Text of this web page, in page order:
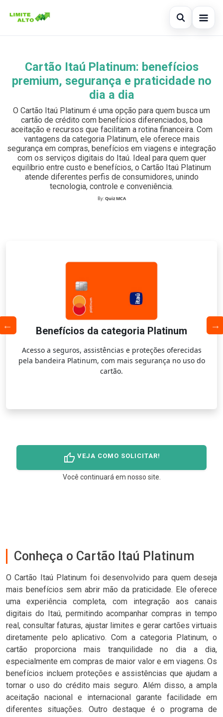
Abrir busca
Cartão de crédito
Empréstimo
Legal
Buscar no site
×
Buscar por:
Pressione Enter para buscar ou ESC para fechar.
Cartão Itaú Platinum: benefícios
premium, segurança e praticidade no
dia a dia
O Cartão Itaú Platinum é uma opção para quem busca um
cartão de crédito com benefícios diferenciados, boa
aceitação e recursos que facilitam a rotina financeira. Com
vantagens da categoria Platinum, ele oferece mais
segurança em compras, benefícios em viagens e integração
com os serviços digitais do Itaú. Ideal para quem quer
equilíbrio entre custo e benefícios, o Cartão Itaú Platinum
atende diferentes perfis de consumidores, unindo
tecnologia, controle e conveniência.
By:Quiz MCA
Benefícios da categoria Platinum
Acesso a seguros, assistências e proteções oferecidas
pela bandeira Platinum, com mais segurança no uso do
cartão.
thumb_up VEJA COMO SOLICITAR!
Você continuará em nosso site.
Conheça o Cartão Itaú Platinum
O Cartão Itaú Platinum foi desenvolvido para quem deseja
mais benefícios sem abrir mão da praticidade. Ele oferece
uma experiência completa, com integração aos canais
digitais do Itaú, permitindo acompanhar compras in tempo
real, consultar faturas, ajustar limites e gerar cartões virtuais
diretamente pelo aplicativo. Com a categoria Platinum, o
cartão proporciona mais tranquilidade no dia a dia,
especialmente em compras de maior valor e em viagens. Os
benefícios incluem proteções e assistências que ajudam a
tornar o uso do crédito mais seguro. Além disso, a ampla
aceitação nacional e internacional garante facilidade em
diferentes situações. Outro destaque é o programa de